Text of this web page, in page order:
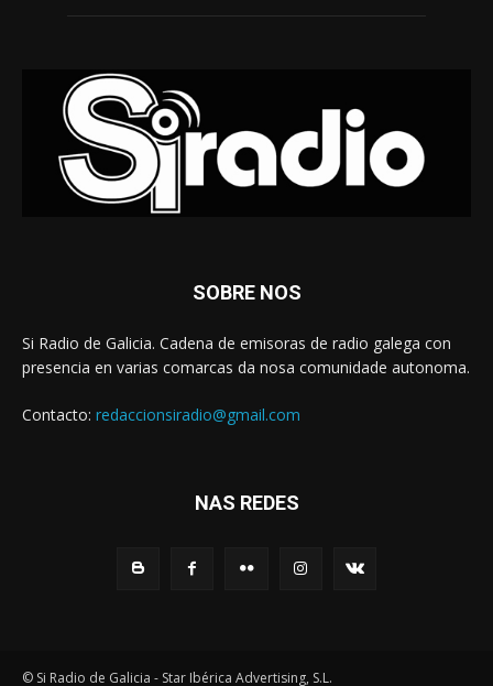
SOBRE NOS
Si Radio de Galicia. Cadena de emisoras de radio galega con
presencia en varias comarcas da nosa comunidade autonoma.
Contacto: redaccionsiradio@gmail.com
NAS REDES
© Si Radio de Galicia - Star Ibérica Advertising, S.L.